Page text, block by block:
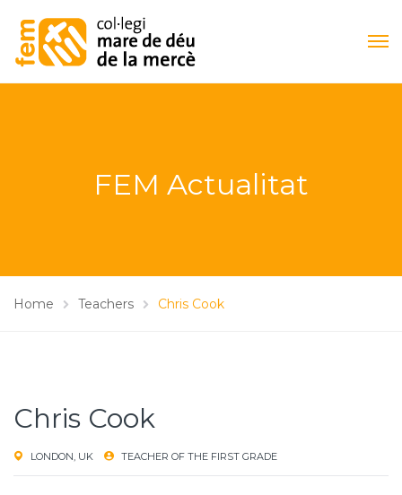
FEM Actualitat
Home Teachers Chris Cook
Chris Cook
LONDON, UK TEACHER OF THE FIRST GRADE